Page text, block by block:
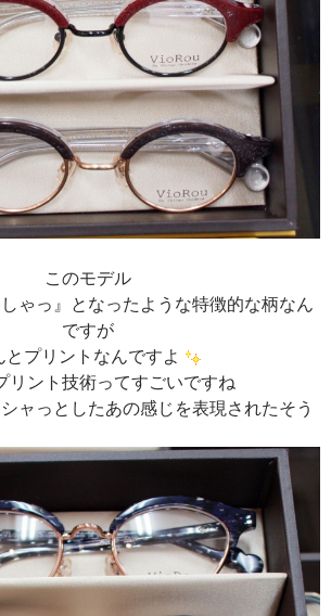
このモデル
ゃっ』となったような特徴的な柄なん
ですが
とプリントなんですよ
リント技術ってすごいですね
ャっとしたあの感じを表現されたそう